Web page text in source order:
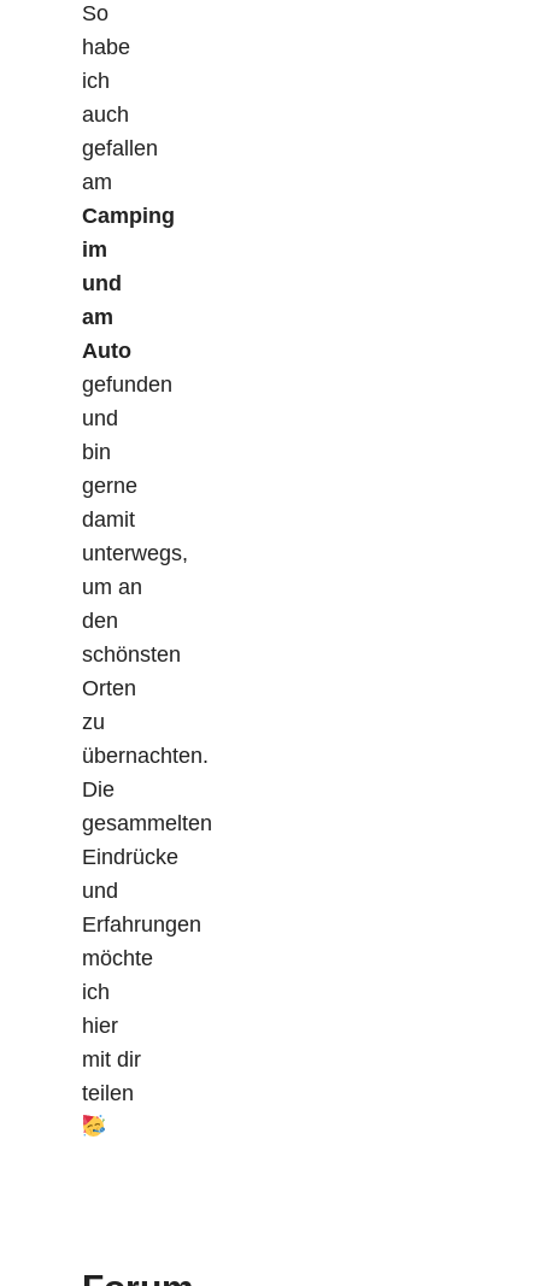
So
habe
ich
auch
gefallen
am
Camping
im
und
am
Auto
gefunden
und
bin
gerne
damit
unterwegs,
um an
den
schönsten
Orten
zu
übernachten.
Die
gesammelten
Eindrücke
und
Erfahrungen
möchte
ich
hier
mit dir
teilen